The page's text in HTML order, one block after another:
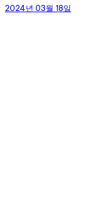
2024년 03월 18일